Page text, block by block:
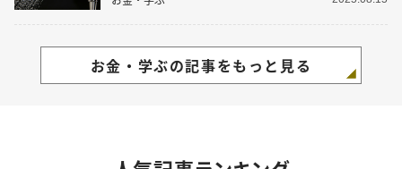
お金・学ぶの記事をもっと見る